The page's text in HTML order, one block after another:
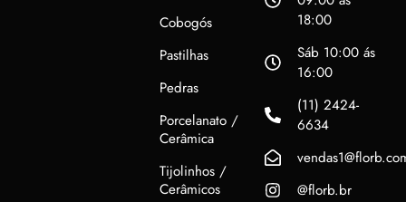
Cobogós
Pastilhas
Pedras
Porcelanato /
Cerâmica
Tijolinhos /
Cerâmicos
18:00
Sáb 10:00 ás
16:00
(11) 2424-
6634
@florb.br